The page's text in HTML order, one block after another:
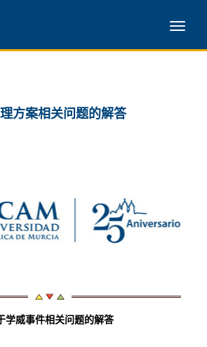
方案相关问题的解答
学威事件相关问题的解答